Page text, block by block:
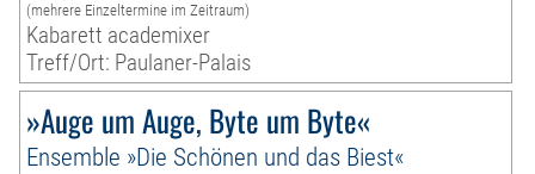
(mehrere Einzeltermine im Zeitraum)
Kabarett academixer
Treff/Ort: Paulaner-Palais
»Auge um Auge, Byte um Byte«
Ensemble »Die Schönen und das Biest«